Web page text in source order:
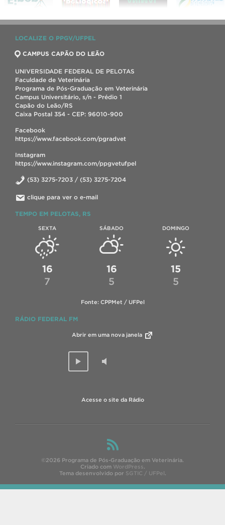
LOCALIZE O PPGV/UFPEL
CAMPUS CAPÃO DO LEÃO
UNIVERSIDADE FEDERAL DE PELOTAS
Faculdade de Veterinária
Programa de Pós-Graduação em Veterinária
Campus Universitário, s/n - Prédio 1
Capão do Leão/RS
Caixa Postal 354 - CEP: 96010-900
Facebook
https://www.facebook.com/pgradvet
Instagram
https://www.instagram.com/ppgvetufpel
(53) 3275-7203 / (53) 3275-7204
clique para ver o e-mail
TEMPO EM PELOTAS, RS
SEXTA
16
7
SÁBADO
16
5
DOMINGO
15
5
Fonte: CPPMet / UFPel
RÁDIO FEDERAL FM
Abrir em uma nova janela
Acesse o site da Rádio
©2026 Programa de Pós-Graduação em Veterinária.
Criado com WordPress.
Tema desenvolvido por SGTIC / UFPel.